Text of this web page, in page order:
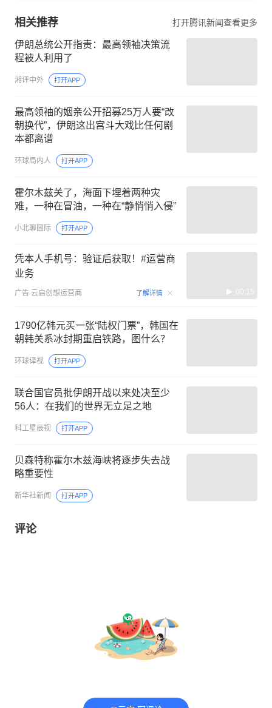
相关推荐 打开腾讯新闻查看更多
伊朗总统公开指责：最高领袖决策流
程被人利用了
湘评中外 打开APP
最高领袖的姻亲公开招募25万人要“改
朝换代”，伊朗这出宫斗大戏比任何剧
本都离谱
环球局内人 打开APP
霍尔木兹关了，海面下埋着两种灾
难，一种在冒油，一种在“静悄悄入侵”
小北聊国际 打开APP
凭本人手机号：验证后获取！#运营商
业务
广告 云启创想运营商 了解详情 00:15
1790亿韩元买一张“陆权门票”，韩国在
朝韩关系冰封期重启铁路，图什么？
环球译视 打开APP
联合国官员批伊朗开战以来处决至少
56人：在我们的世界无立足之地
科工星辰视 打开APP
贝森特称霍尔木兹海峡将逐步失去战
略重要性
新华社新闻 打开APP
评论